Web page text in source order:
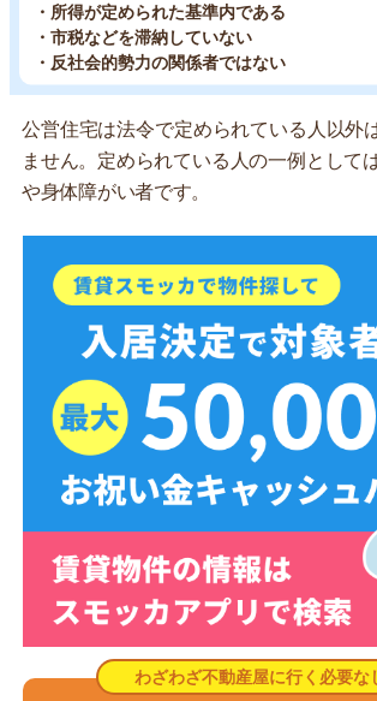
・所得が定められた基準内である
・市税などを滞納していない
・反社会的勢力の関係者ではない
公営住宅は法令で定められている人以外
ません。定められている人の一例として
や身体障がい者です。